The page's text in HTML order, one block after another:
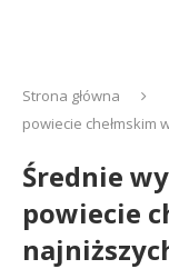
Strona główna
powiecie chełmskim
Średnie
powiecie